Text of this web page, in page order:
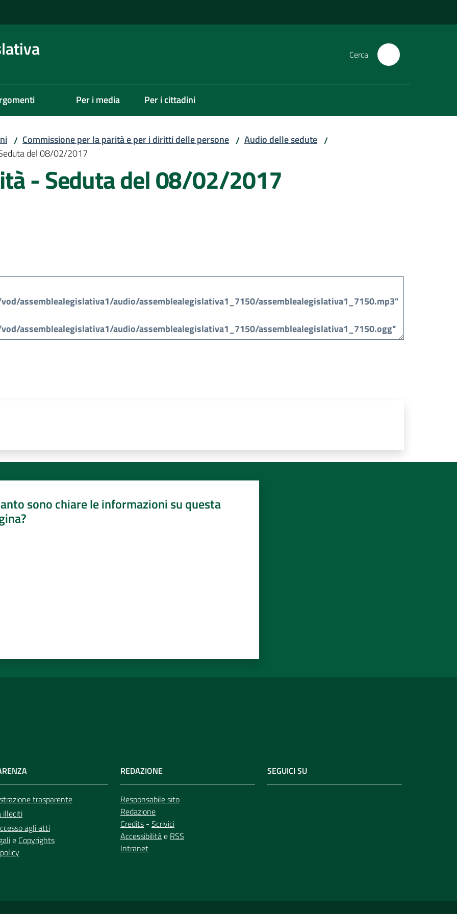
Cerca
Per i media Per i cittadini
/ Commissione per la parità e per i diritti delle persone / Audio delle sedute /
del 08/02/2017
- Seduta del 08/02/2017
sono chiare le informazioni su questa
trasparente
illeciti
agli atti
e Copyrights
REDAZIONE
Responsabile sito
Redazione
Credits - Scrivici
Accessibilitàe RSS
Intranet
SEGUICI SU